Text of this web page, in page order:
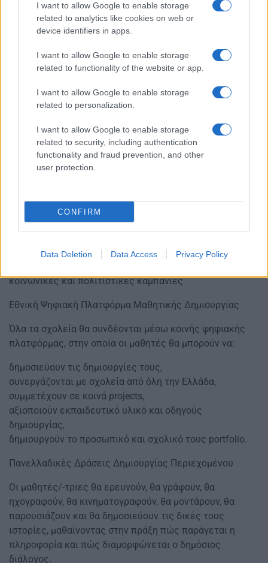
I want to allow Google to enable storage
related to analytics like cookies on web or
device identifiers in apps.
I want to allow Google to enable storage
related to functionality of the website or app.
I want to allow Google to enable storage
related to personalization.
I want to allow Google to enable storage
related to security, including authentication
functionality and fraud prevention, and other
user protection.
CONFIRM
Data Deletion Data Access Privacy Policy
Podcast και Video Podcast Production
Ψηφιακής αφήγησης
Fact-checking και αξιολόγησης πηγών
Υπεύθυνης χρήσης εργαλείων Τεχνητής Νοημοσύνης
Εκπαίδευση μαθητών/-τριών σε σύγχρονα εργαλεία
δημιουργίας περιεχομένου
Οι μαθητές/-τριες θα εκπαιδεύονται στη χρήση
επαγγελματικών εργαλείων παραγωγής περιεχομένου
και εξοπλισμού για:
podcasts και videocasts
ψηφιακή αφήγηση
φωτογραφικά projects
κοινωνικές και πολιτιστικές καμπάνιες
Εθνική Ψηφιακή Πλατφόρμα Μαθητικής Δημιουργίας
Όλα τα σχολεία θα συνδέονται μέσω κοινής ψηφιακής
πλατφόρμας, στην οποία οι μαθητές θα μπορούν να:
δημοσιεύουν τις δημιουργίες τους,
συνεργάζονται με σχολεία από όλη την Ελλάδα,
συμμετέχουν σε κοινά projects,
αξιοποιούν εκπαιδευτικό υλικό και οδηγούς
δημιουργίας,
δημιουργούν το προσωπικό και σχολικό τους portfolio.
Πανελλαδικές Δράσεις Δημιουργίας Περιεχομένου
Οι μαθητές/-τριες θα ερευνούν, θα γράφουν, θα
ηχογραφούν, θα κινηματογραφούν, θα μοντάρουν, θα
παρουσιάζουν και θα δημοσιεύουν τις δικές τους
ιστορίες, μαθαίνοντας στην πράξη πώς παράγεται η
πληροφορία και πώς διαμορφώνεται ο δημόσιος
διάλογος.